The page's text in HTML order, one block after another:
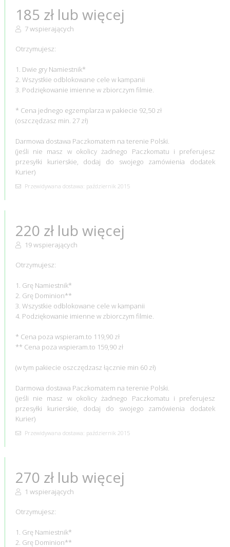
185 zł lub więcej
7 wspierających
Otrzymujesz:
1. Dwie gry Namiestnik*
2. Wszystkie odblokowane cele w kampanii
3. Podziękowanie imienne w zbiorczym filmie.
* Cena jednego egzemplarza w pakiecie 92,50 zł
(oszczędzasz min. 27 zł)
Darmowa dostawa Paczkomatem na terenie Polski.
(jeśli nie masz w okolicy żadnego Paczkomatu i preferujesz
przesyłki kurierskie, dodaj do swojego zamówienia dodatek
Kurier)
Przewidywana dostawa: październik 2015
220 zł lub więcej
19 wspierających
Otrzymujesz:
1. Grę Namiestnik*
2. Grę Dominion**
3. Wszystkie odblokowane cele w kampanii
4. Podziękowanie imienne w zbiorczym filmie.
* Cena poza wspieram.to 119,90 zł
** Cena poza wspieram.to 159,90 zł
(w tym pakiecie oszczędzasz łącznie min 60 zł)
Darmowa dostawa Paczkomatem na terenie Polski.
(jeśli nie masz w okolicy żadnego Paczkomatu i preferujesz
przesyłki kurierskie, dodaj do swojego zamówienia dodatek
Kurier)
Przewidywana dostawa: październik 2015
270 zł lub więcej
1 wspierających
Otrzymujesz:
1. Grę Namiestnik*
2. Grę Dominion**